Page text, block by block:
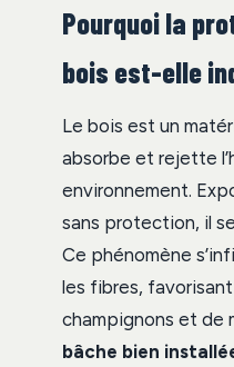
Pourquoi la
bois est-elle
Le bois est un
absorbe et rejette
environnement.
sans protection, il
Ce phénomène
les fibres,
champignons et de
bâche bien